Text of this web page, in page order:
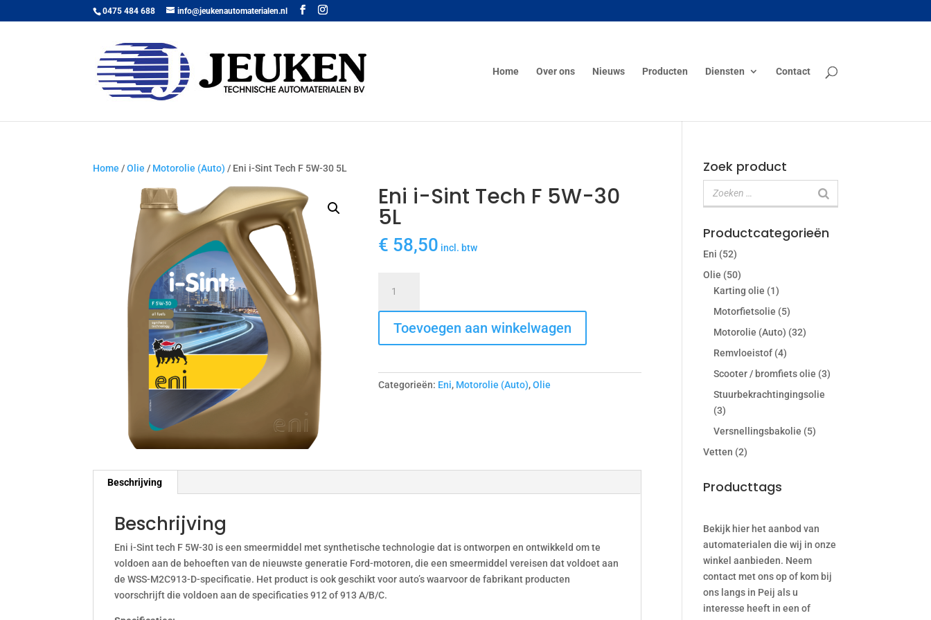
0475 484 688 info@jeukenautomaterialen.nl
Home Over ons Nieuws Producten Diensten Contact
Home /Olie / Motorolie (Auto) / Eni i-Sint Tech F 5W-30 5L
Eni i-Sint Tech F 5W-30
5L
€ 58,50 incl. btw
Sint
Tech
F
30
5L
Toevoegen aan winkelwagen
Categorieën: Eni, Motorolie (Auto),Olie
Beschrijving
Beschrijving
Eni i-Sint tech F 5W-30 is een smeermiddel met synthetische technologie dat is ontworpen en ontwikkeld om te
voldoen aan de behoeften van de nieuwste generatie Ford-motoren, die een smeermiddel vereisen dat voldoet aan
de WSS-M2C913-D-specificatie. Het product is ook geschikt voor auto’s waarvoor de fabrikant producten
voorschrijft die voldoen aan de specificaties 912 of 913 A/B/C.
Zoek product
Productcategorieën
Eni (52)
Olie (50)
Karting olie (1)
Motorfietsolie (5)
Motorolie (Auto) (32)
Remvloeistof (4)
Scooter / bromfiets olie (3)
Stuurbekrachtingingsolie
(3)
Versnellingsbakolie (5)
Vetten (2)
Producttags
Bekijk hier het aanbod van
automaterialen die wij in onze
winkel aanbieden. Neem
contact met ons op of kom bij
ons langs in Peij als u
interesse heeft in een of